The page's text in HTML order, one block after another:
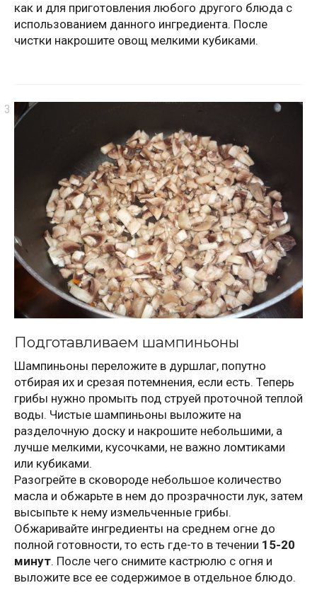
как и для приготовления любого другого блюда с
использованием данного ингредиента. После
чистки накрошите овощ мелкими кубиками.
Подготавливаем шампиньоны
Шампиньоны переложите в дуршлаг, попутно
отбирая их и срезая потемнения, если есть. Теперь
грибы нужно промыть под струей проточной теплой
воды. Чистые шампиньоны выложите на
разделочную доску и накрошите небольшими, а
лучше мелкими, кусочками, не важно ломтиками
или кубиками.
Разогрейте в сковороде небольшое количество
масла и обжарьте в нем до прозрачности лук, затем
высыпьте к нему измельченные грибы.
Обжаривайте ингредиенты на среднем огне до
полной готовности, то есть где-то в течении 15-20
минут. После чего снимите кастрюлю с огня и
выложите все ее содержимое в отдельное блюдо.